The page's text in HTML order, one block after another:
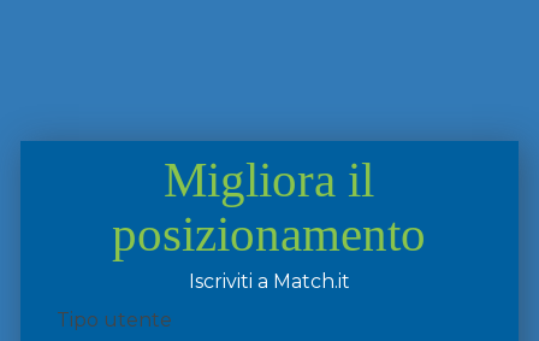
Migliora il
posizionamento
Iscriviti a Match.it
Tipo utente